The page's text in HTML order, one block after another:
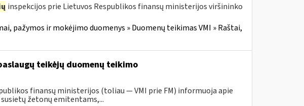
inspekcijos prie Lietuvos Respublikos finansų ministerijos viršininko
pažymos ir mokėjimo duomenys » Duomenų teikimas VMI » Raštai,
teikėjų duomenų teikimo
finansų ministerijos (toliau — VMI prie FM) informuoja apie
žetonų emitentams,...